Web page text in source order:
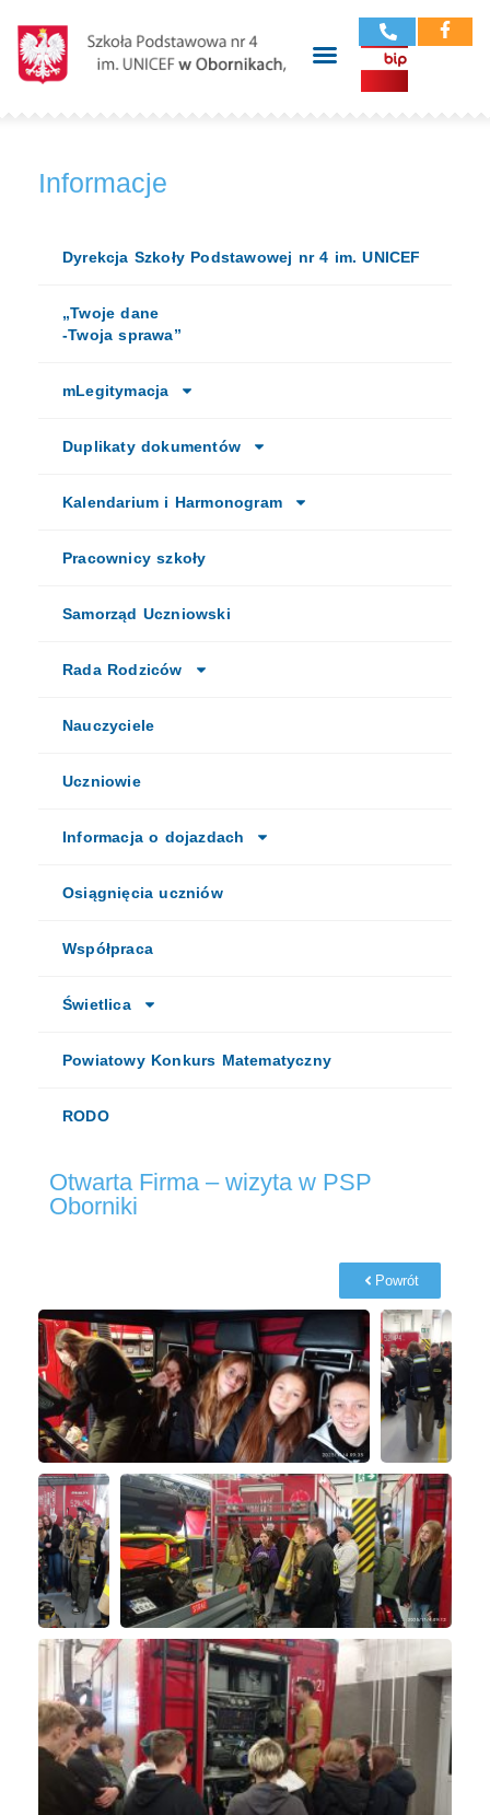
Informacje
Dyrekcja Szkoły Podstawowej nr 4 im. UNICEF
„Twoje dane
-Twoja sprawa”
mLegitymacja
Duplikaty dokumentów
Kalendarium i Harmonogram
Pracownicy szkoły
Samorząd Uczniowski
Rada Rodziców
Nauczyciele
Uczniowie
Informacja o dojazdach
Osiągnięcia uczniów
Współpraca
Świetlica
Powiatowy Konkurs Matematyczny
RODO
Otwarta Firma – wizyta w PSP
Oborniki
Powrót